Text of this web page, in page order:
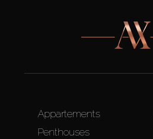
Appartements
Penthouses